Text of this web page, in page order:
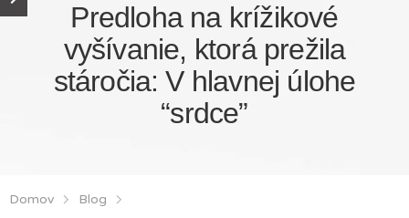
Predloha na krížikové
vyšívanie, ktorá prežila
stáročia: V hlavnej úlohe
“srdce”
Domov
Blog